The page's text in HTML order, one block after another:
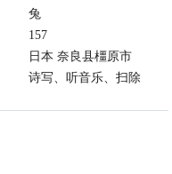
兔
157
日本 奈良县橿原市
诗写、听音乐、扫除